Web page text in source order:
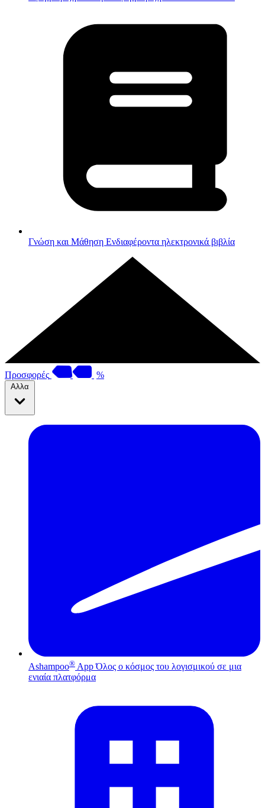
Γνώση και Μάθηση Ενδιαφέροντα ηλεκτρονικά βιβλία
Προσφορές %
Αλλα
Ashampoo® App Όλος ο κόσμος του λογισμικού σε μια
ενιαία πλατφόρμα